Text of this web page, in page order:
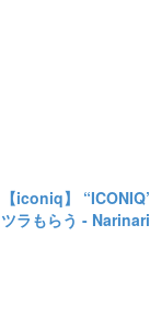
【iconiq】
ツラもらう -